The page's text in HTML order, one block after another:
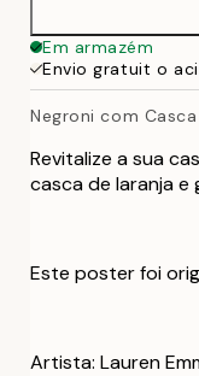
Em armazém
Envio gratuit o
Negroni com
Revitalize a sua
casca de laranja e
Este poster foi
Artista: Lauren